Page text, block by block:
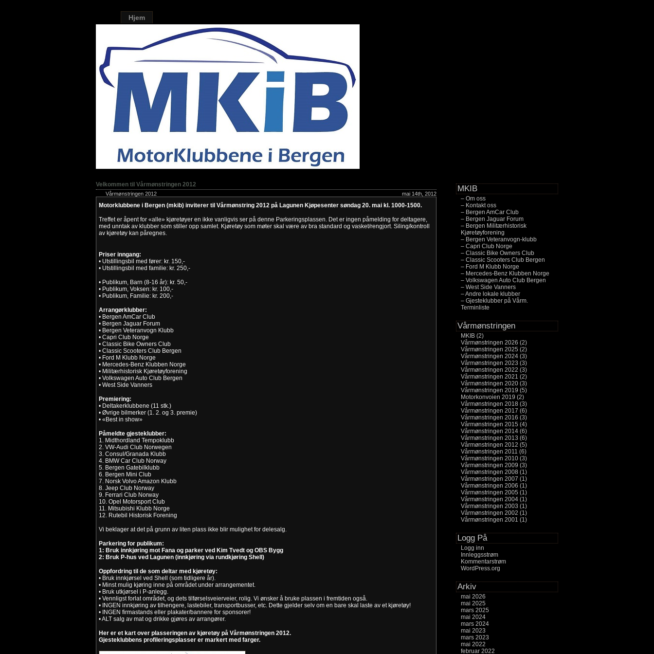
Hjem
Velkommen til Vårmønstringen 2012
Vårmønstringen 2012 mai 14th, 2012
Motorklubbene i Bergen (mkib) inviterer til Vårmønstring 2012 på Lagunen Kjøpesenter søndag 20. mai kl. 1000-1500.
Treffet er åpent for «alle» kjøretøyer en ikke vanligvis ser på denne Parkeringsplassen. Det er ingen påmelding for deltagere,
med unntak av klubber som stiller opp samlet. Kjøretøy som møter skal være av bra standard og vasket/rengjort. Siling/kontroll
av kjøretøy kan påregnes.
Priser inngang:
• Utstillingsbil med fører: kr. 150,-
• Utstillingsbil med familie: kr. 250,-
• Publikum, Barn (8-16 år): kr. 50,-
• Publikum, Voksen: kr. 100,-
• Publikum, Familie: kr. 200,-
Arrangørklubber:
• Bergen AmCar Club
• Bergen Jaguar Forum
• Bergen Veteranvogn Klubb
• Capri Club Norge
• Classic Bike Owners Club
• Classic Scooters Club Bergen
• Ford M Klubb Norge
• Mercedes-Benz Klubben Norge
• Militærhistorisk Kjøretøyforening
• Volkswagen Auto Club Bergen
• West Side Vanners
Premiering:
• Deltakerklubbene (11 stk.)
• Øvrige bilmerker (1. 2. og 3. premie)
• «Best in show»
Påmeldte gjesteklubber:
1. Midthordland Tempoklubb
2. VW-Audi Club Norwegen
3. Consul/Granada Klubb
4. BMW Car Club Norway
5. Bergen Gatebilklubb
6. Bergen Mini Club
7. Norsk Volvo Amazon Klubb
8. Jeep Club Norway
9. Ferrari Club Norway
10. Opel Motorsport Club
11. Mitsubishi Klubb Norge
12. Rutebil Historisk Forening
Vi beklager at det på grunn av liten plass ikke blir mulighet for delesalg.
Parkering for publikum:
1: Bruk innkjøring mot Fana og parker ved Kim Tvedt og OBS Bygg
2: Bruk P-hus ved Lagunen (innkjøring via rundkjøring Shell)
Oppfordring til de som deltar med kjøretøy:
• Bruk innkjørsel ved Shell (som tidligere år).
• Minst mulig kjøring inne på området under arrangementet.
• Bruk utkjørsel i P-anlegg.
• Vennligst forlat området, og dets tilførselsveierveier, rolig. Vi ønsker å bruke plassen i fremtiden også.
• INGEN innkjøring av tilhengere, lastebiler, transportbusser, etc. Dette gjelder selv om en bare skal laste av et kjøretøy!
• INGEN firmastands eller plakater/bannere for sponsorer!
• ALT salg av mat og drikke gjøres av arrangører.
Her er et kart over plasseringen av kjøretøy på Vårmønstringen 2012.
Gjesteklubbens profileringsplasser er markert med farger.
MKIB
– Om oss
– Kontakt oss
– Bergen AmCar Club
– Bergen Jaguar Forum
– Bergen Militærhistorisk
Kjøretøyforening
– Bergen Veteranvogn-klubb
– Capri Club Norge
– Classic Bike Owners Club
– Classic Scooters Club Bergen
– Ford M Klubb Norge
– Mercedes-Benz Klubben Norge
– Volkswagen Auto Club Bergen
– West Side Vanners
– Andre lokale klubber
– Gjesteklubber på Vårm.
Terminliste
Vårmønstringen
MKIB (2)
Vårmønstringen 2026 (2)
Vårmønstringen 2025 (2)
Vårmønstringen 2024 (3)
Vårmønstringen 2023 (3)
Vårmønstringen 2022 (3)
Vårmønstringen 2021 (2)
Vårmønstringen 2020 (3)
Vårmønstringen 2019 (5)
Motorkonvoien 2019 (2)
Vårmønstringen 2018 (3)
Vårmønstringen 2017 (6)
Vårmønstringen 2016 (3)
Vårmønstringen 2015 (4)
Vårmønstringen 2014 (6)
Vårmønstringen 2013 (6)
Vårmønstringen 2012 (5)
Vårmønstringen 2011 (6)
Vårmønstringen 2010 (3)
Vårmønstringen 2009 (3)
Vårmønstringen 2008 (1)
Vårmønstringen 2007 (1)
Vårmønstringen 2006 (1)
Vårmønstringen 2005 (1)
Vårmønstringen 2004 (1)
Vårmønstringen 2003 (1)
Vårmønstringen 2002 (1)
Vårmønstringen 2001 (1)
Logg På
Logg inn
Innleggsstrøm
Kommentarstrøm
WordPress.org
Arkiv
mai 2026
mai 2025
mars 2025
mai 2024
mars 2024
mai 2023
mars 2023
mai 2022
februar 2022